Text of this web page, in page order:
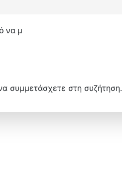
να μ
συμμετάσχετε στη συζήτηση.